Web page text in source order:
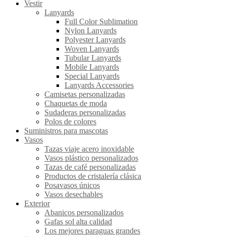
Vestir
Lanyards
Full Color Sublimation
Nylon Lanyards
Polyester Lanyards
Woven Lanyards
Tubular Lanyards
Mobile Lanyards
Special Lanyards
Lanyards Accessories
Camisetas personalizadas
Chaquetas de moda
Sudaderas personalizadas
Polos de colores
Suministros para mascotas
Vasos
Tazas viaje acero inoxidable
Vasos plástico personalizados
Tazas de café personalizadas
Productos de cristalería clásica
Posavasos únicos
Vasos desechables
Exterior
Abanicos personalizados
Gafas sol alta calidad
Los mejores paraguas grandes